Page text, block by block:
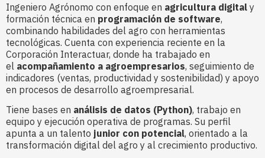
Ingeniero Agrónomo con enfoque en agricultura digital y
formación técnica en programación de software,
combinando habilidades del agro con herramientas
tecnológicas. Cuenta con experiencia reciente en la
Corporación Interactuar, donde ha trabajado en
el acompañamiento a agroempresarios, seguimiento de
indicadores (ventas, productividad y sostenibilidad) y apoyo
en procesos de desarrollo agroempresarial.
Tiene bases en análisis de datos (Python), trabajo en
equipo y ejecución operativa de programas. Su perfil
apunta a un talento junior con potencial, orientado a la
transformación digital del agro y al crecimiento productivo.